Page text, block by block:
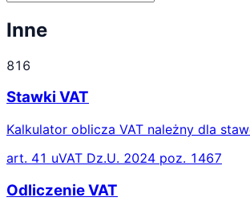
Inne
816
Stawki VAT
Kalkulator oblicza VAT należny dla
art. 41 uVAT Dz.U. 2024 poz. 1467
Odliczenie VAT